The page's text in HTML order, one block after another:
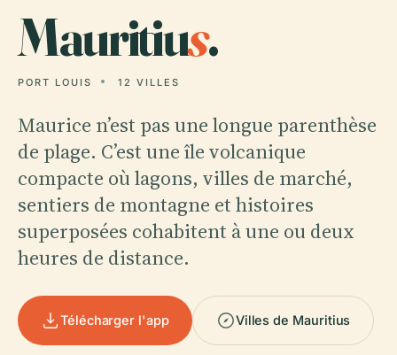
Mauritius.
PORT LOUIS 12 VILLES
Maurice n’est pas une longue parenthèse
de plage. C’est une île volcanique
compacte où lagons, villes de marché,
sentiers de montagne et histoires
superposées cohabitent à une ou deux
heures de distance.
Télécharger l'app Villes de Mauritius